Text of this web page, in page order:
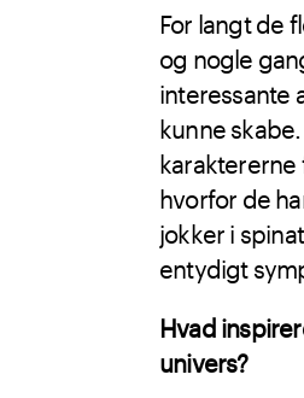
For langt de
og nogle
interessante
kunne
hvorfor de
jokker i
entydigt
Hvad
univers?